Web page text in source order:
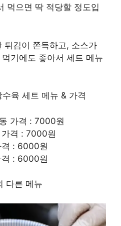
먹으면 딱 적당할 정도입
튀김이 쫀득하고, 소스가
기에도 좋아서 세트 메뉴
육 세트 메뉴 & 가격
가격 : 7000원
격 : 7000원
격 : 6000원
격 : 6000원
다른 메뉴